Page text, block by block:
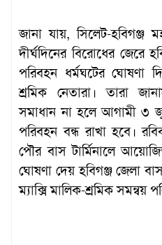
জানা যায়, সিলেট-হবিগঞ্জ
দীর্ঘদিনের বিরোধের জেরে
পরিবহন ধর্মঘটের ঘোষণা
শ্রমিক নেতারা। তারা
সমাধান না হলে আগামী ৩
পরিবহন বন্ধ রাখা হবে।
পৌর বাস টার্মিনালে
ঘোষণা দেয় হবিগঞ্জ জেলা
ম্যাক্সি মালিক-শ্রমিক সমন্বয়